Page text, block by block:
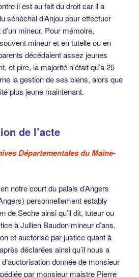
il est au fait du droit car il a
sénéchal d’Anjou pour effectuer
mineur. Pour mémoire,
mineur et en tutelle ou en
décédaient assez jeunes
et pire, la majorité n’était qu’à 25
la gestion de ses biens, alors que
plus jeune maintenant.
de l’acte
Départementales du Maine-
notre court du palais d’Angers
personnellement estably
de Seche ainsi qu’il dit, tuteur ou
à Jullien Baudon mineur d’ans,
et auctorisé par justice quant à
déclarées ainsi qu’il nous a
donnée de monsieur
par monsieur maistre Pierre